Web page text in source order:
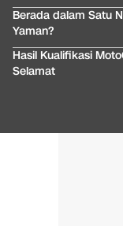
Berada dalam Satu
Yaman?
Hasil Kualifikasi
Selamat